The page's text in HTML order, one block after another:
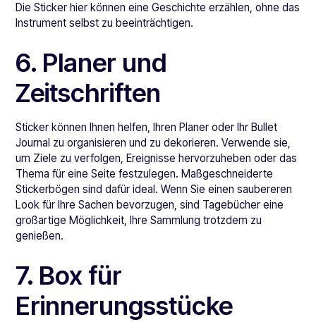
Die Sticker hier können eine Geschichte erzählen, ohne das
Instrument selbst zu beeinträchtigen.
6. Planer und
Zeitschriften
Sticker können Ihnen helfen, Ihren Planer oder Ihr Bullet
Journal zu organisieren und zu dekorieren. Verwende sie,
um Ziele zu verfolgen, Ereignisse hervorzuheben oder das
Thema für eine Seite festzulegen. Maßgeschneiderte
Stickerbögen sind dafür ideal. Wenn Sie einen saubereren
Look für Ihre Sachen bevorzugen, sind Tagebücher eine
großartige Möglichkeit, Ihre Sammlung trotzdem zu
genießen.
7. Box für
Erinnerungsstücke